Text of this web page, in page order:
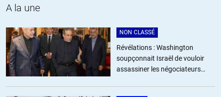
A la une
NON CLASSÉ
Révélations : Washington
soupçonnait Israël de vouloir
assassiner les négociateurs